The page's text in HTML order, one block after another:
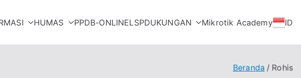
HUMAS PPDB-ONLINELSPDUKUNGAN Mikrotik Academy ID
Beranda Rohis